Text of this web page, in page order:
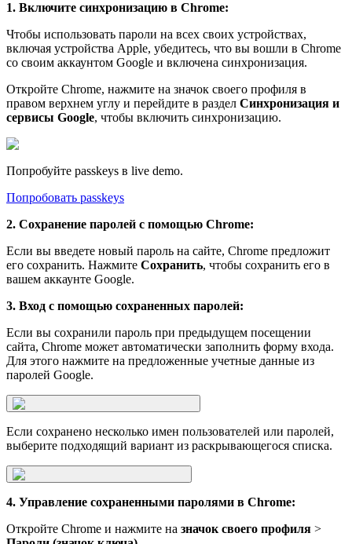
1. Включите синхронизацию в Chrome:
Чтобы использовать пароли на всех своих устройствах,
включая устройства Apple, убедитесь, что вы вошли в Chrome
со своим аккаунтом Google и включена синхронизация.
Откройте Chrome, нажмите на значок своего профиля в
правом верхнем углу и перейдите в раздел Синхронизация и
сервисы Google, чтобы включить синхронизацию.
Попробуйте passkeys в live demo.
Попробовать passkeys
2. Сохранение паролей с помощью Chrome:
Если вы введете новый пароль на сайте, Chrome предложит
его сохранить. Нажмите Сохранить, чтобы сохранить его в
вашем аккаунте Google.
3. Вход с помощью сохраненных паролей:
Если вы сохранили пароль при предыдущем посещении
сайта, Chrome может автоматически заполнить форму входа.
Для этого нажмите на предложенные учетные данные из
паролей Google.
Если сохранено несколько имен пользователей или паролей,
выберите подходящий вариант из раскрывающегося списка.
4. Управление сохраненными паролями в Chrome:
Откройте Chrome и нажмите на значок своего профиля >